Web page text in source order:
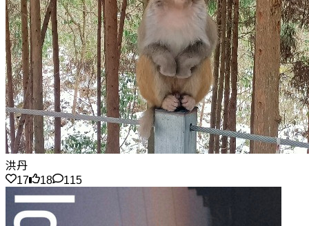
洪丹
17
18 115